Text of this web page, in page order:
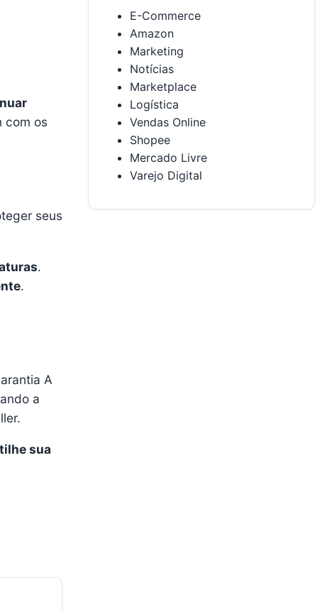
com os
seus
.
.
A
a
sua
E-Commerce
Amazon
Marketing
Notícias
Marketplace
Logística
Vendas Online
Shopee
Mercado Livre
Varejo Digital